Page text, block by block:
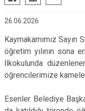
Bahçelievler
Bakırköy
Bayrampaşa
Beşiktaş
Beyoğlu
26.06.2026
Kaymakamımız
öğretim yılının sona
İlkokulunda
öğrencilerimize
Esenler Belediye